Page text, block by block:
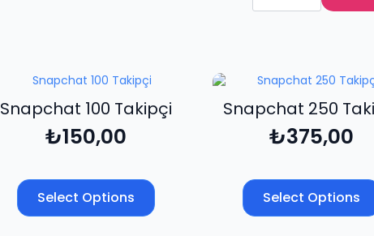
Beğeni
Snapchat 100 Takipçi
₺150,00
Select Options
Snapchat 250
₺375,00
Select Options